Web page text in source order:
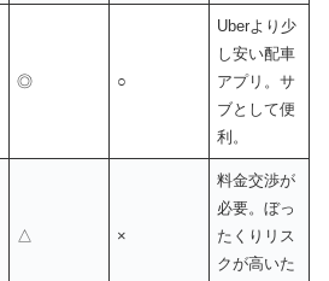
◎ ○
Uberより少
し安い配車
アプリ。サ
ブとして便
利。
△ ×
料金交渉が
必要。ぼっ
たくりリス
クが高いた